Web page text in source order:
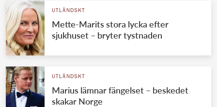
UTLÄNDSKT
Mette-Marits stora lycka efter
sjukhuset – bryter tystnaden
UTLÄNDSKT
Marius lämnar fängelset – beskedet
skakar Norge